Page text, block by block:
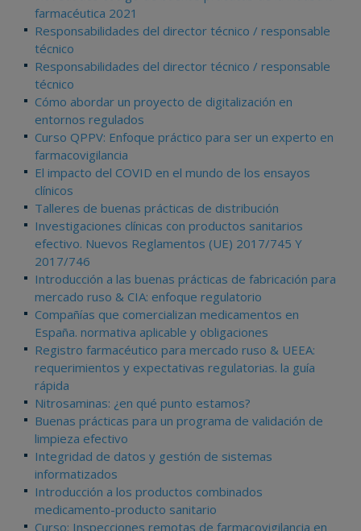
farmacéutica 2021
Responsabilidades del director técnico / responsable
técnico
Responsabilidades del director técnico / responsable
técnico
Cómo abordar un proyecto de digitalización en
entornos regulados
Curso QPPV: Enfoque práctico para ser un experto en
farmacovigilancia
El impacto del COVID en el mundo de los ensayos
clínicos
Talleres de buenas prácticas de distribución
Investigaciones clínicas con productos sanitarios
efectivo. Nuevos Reglamentos (UE) 2017/745 Y
2017/746
Introducción a las buenas prácticas de fabricación para
mercado ruso & CIA: enfoque regulatorio
Compañías que comercializan medicamentos en
España. normativa aplicable y obligaciones
Registro farmacéutico para mercado ruso & UEEA:
requerimientos y expectativas regulatorias. la guía
rápida
Nitrosaminas: ¿en qué punto estamos?
Buenas prácticas para un programa de validación de
limpieza efectivo
Integridad de datos y gestión de sistemas
informatizados
Introducción a los productos combinados
medicamento-producto sanitario
Curso: Inspecciones remotas de farmacovigilancia en